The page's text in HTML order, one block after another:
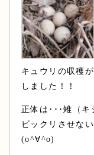
キュウリの収穫
しました！！
正体は･･･雉（キ
ビックリさせな
(o^∀^o)